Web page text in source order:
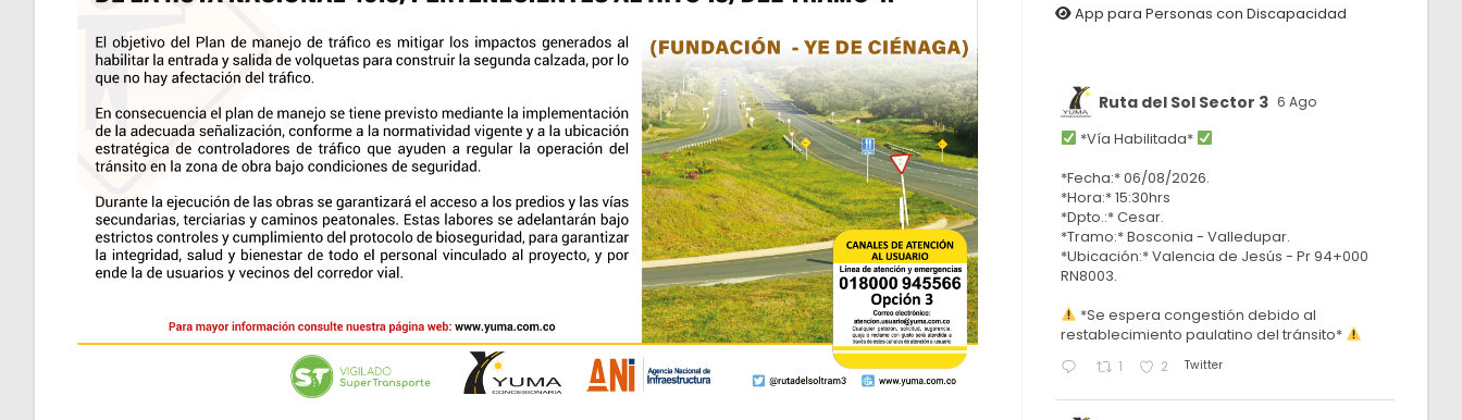
App para Personas con Discapacidad
Ruta del Sol Sector 3 6 Ago
*Vía Habilitada*
*Fecha:* 06/08/2026.
*Hora:* 15:30hrs
*Dpto.:* Cesar.
*Tramo:* Bosconia - Valledupar.
*Ubicación:* Valencia de Jesús - Pr 94+000
RN8003.
*Se espera congestión debido al
restablecimiento paulatino del tránsito*
1 2 Twitter